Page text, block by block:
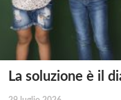
La soluzione è il